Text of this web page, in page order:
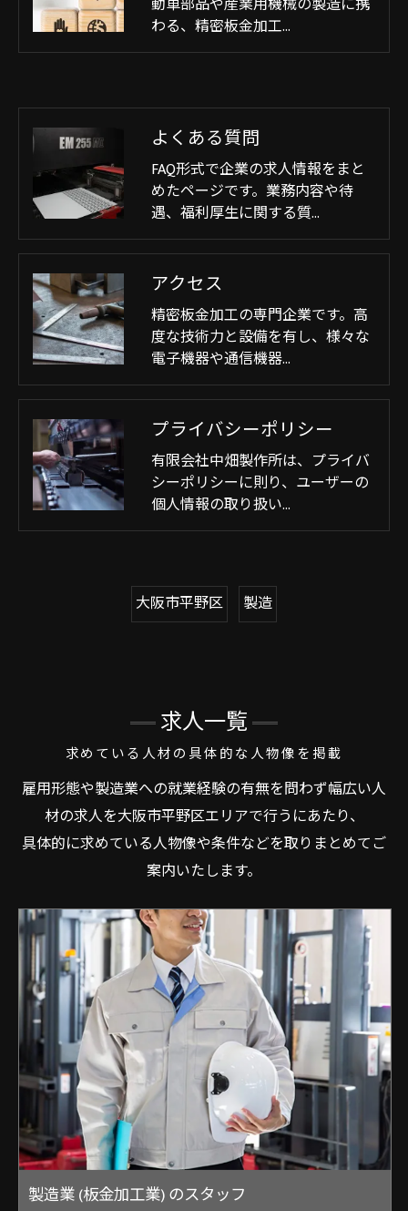
動車部品や産業用機械の製造に携
わる、精密板金加工…
よくある質問
FAQ形式で企業の求人情報をまと
めたページです。業務内容や待
遇、福利厚生に関する質…
アクセス
精密板金加工の専門企業です。高
度な技術力と設備を有し、様々な
電子機器や通信機器…
プライバシーポリシー
有限会社中畑製作所は、プライバ
シーポリシーに則り、ユーザーの
個人情報の取り扱い…
大阪市平野区 製造
求めている人材の具体的な人物像を掲載
求人一覧
雇用形態や製造業への就業経験の有無を問わず幅広い人
材の求人を大阪市平野区エリアで行うにあたり、
具体的に求めている人物像や条件などを取りまとめてご
案内いたします。
製造業 (板金加工業) のスタッフ